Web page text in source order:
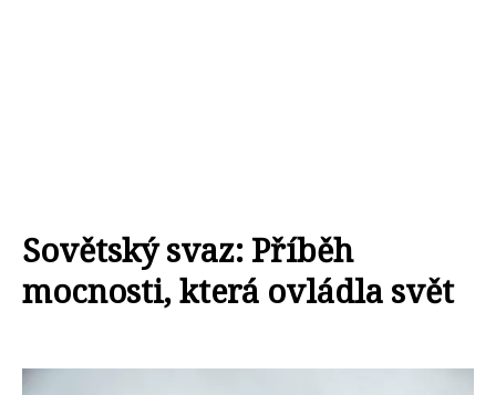
Sovětský svaz: Příběh
mocnosti, která ovládla svět